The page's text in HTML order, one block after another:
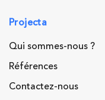
Projecta
Qui sommes-nous ?
Références
Contactez-nous